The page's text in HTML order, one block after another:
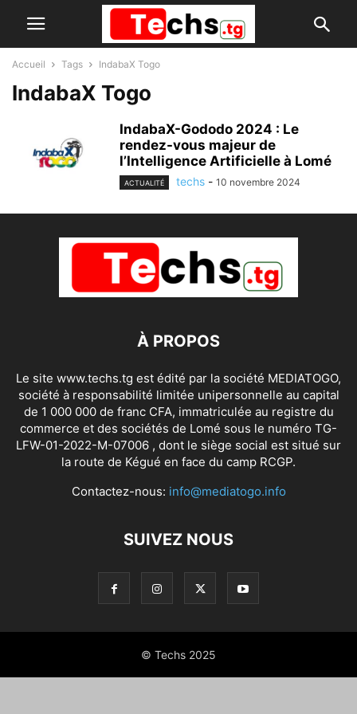
Accueil Tags IndabaX Togo
IndabaX Togo
IndabaX-Gododo 2024 : Le
rendez-vous majeur de
l’Intelligence Artificielle à Lomé
ACTUALITÉ techs - 10 novembre 2024
À PROPOS
Le site www.techs.tg est édité par la société MEDIATOGO,
société à responsabilité limitée unipersonnelle au capital
de 1 000 000 de franc CFA, immatriculée au registre du
commerce et des sociétés de Lomé sous le numéro TG-
LFW-01-2022-M-07006 , dont le siège social est situé sur
la route de Kégué en face du camp RCGP.
Contactez-nous: info@mediatogo.info
SUIVEZ NOUS
© Techs 2025